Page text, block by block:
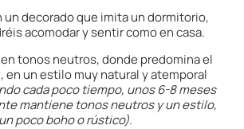
un decorado que imita un dormitorio,
acomodar y sentir como en casa.
tonos neutros, donde predomina el
en un estilo muy natural y atemporal
cada poco tiempo, unos 6-8 meses
mantiene tonos neutros y un estilo,
un poco boho o rústico).